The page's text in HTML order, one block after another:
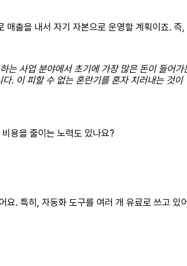
출을 내서 자기 자본으로 운영할 계획이죠. 즉
사업 분야에서 초기에 가장 많은 돈이 들어
. 이 피할 수 없는 혼란기를 혼자 치러내는 것
용을 줄이는 노력도 있나요?
요. 특히, 자동화 도구를 여러 개 유료로 쓰고 있